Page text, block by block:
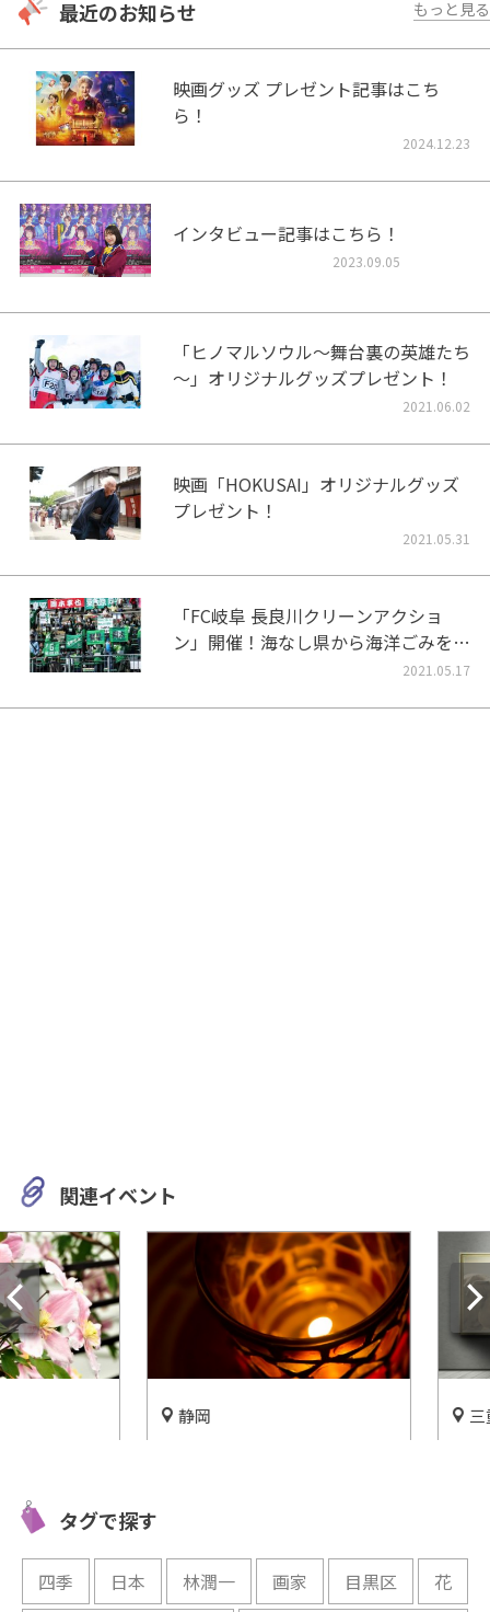
最近のお知らせ もっと見る
映画グッズ プレゼント記事はこち
ら！
2024.12.23
インタビュー記事はこちら！
2023.09.05
「ヒノマルソウル～舞台裏の英雄たち
～」オリジナルグッズプレゼント！
2021.06.02
映画「HOKUSAI」オリジナルグッズ
プレゼント！
2021.05.31
「FC岐阜 長良川クリーンアクショ
ン」開催！海なし県から海洋ごみをな
2021.05.17
関連イベント
静岡
開催中
三重
タグで探す
四季 日本 林潤一 画家 目黒区
花